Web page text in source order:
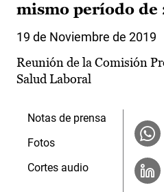
mismo período de
19 de Noviembre de 2019
Reunión de la Comisión
Salud Laboral
Notas de prensa
Fotos
Cortes audio